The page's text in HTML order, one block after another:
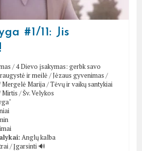
#1/11: Jis
/4 Dievo įsakymas: gerbk savo
ir meilė /Jėzaus gyvenimas /
Mergelė Marija/Tėvų ir vaikų santykiai
Mirtis /Šv. Velykos
Anglų kalba
/Įgarsinti 🔊